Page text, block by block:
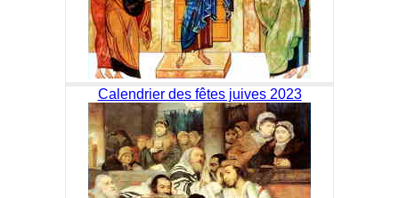
Calendrier des fêtes juives 2023